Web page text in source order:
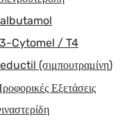
Cytomel / T4
(σιμπουτραμίνη)
Εξετάσεις